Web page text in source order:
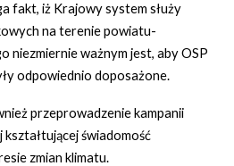
fakt, iż Krajowy system służy
na terenie powiatu-
niezmiernie ważnym jest, aby OSP
odpowiednio doposażone.
przeprowadzenie kampanii
świadomość
zmian klimatu.